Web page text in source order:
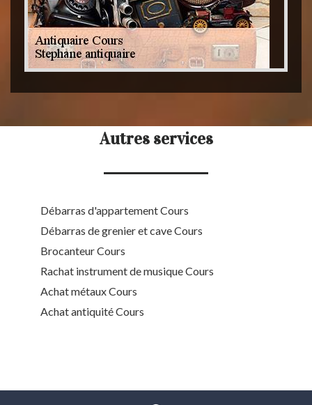
Autres services
Débarras d'appartement Cours
Débarras de grenier et cave Cours
Brocanteur Cours
Rachat instrument de musique Cours
Achat métaux Cours
Achat antiquité Cours